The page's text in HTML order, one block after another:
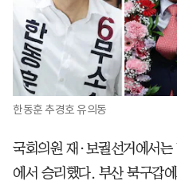
한동훈 추경호 유의동
국회의원 재·보궐선거에서
에서 승리했다. 부산 북구갑